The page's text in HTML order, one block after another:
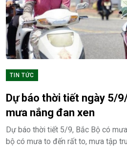
TIN TỨC
Dự báo thời tiết ngày 5/
mưa nắng đan xen
Dự báo thời tiết 5/9, Bắc Bộ có
bộ có mưa to đến rất to, mưa tập